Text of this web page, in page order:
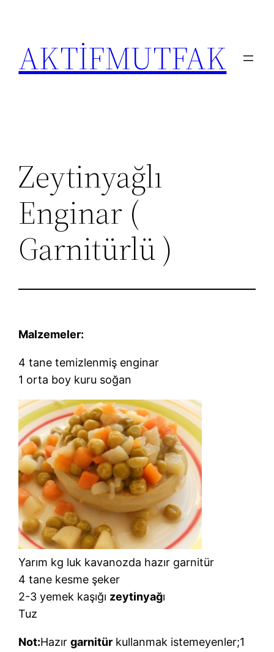
AKTİFMUTFAK
Zeytinyağlı
Enginar (
Garnitürlü )
Malzemeler:
4 tane temizlenmiş enginar
1 orta boy kuru soğan
Yarım kg luk kavanozda hazır garnitür
4 tane kesme şeker
2-3 yemek kaşığı zeytinyağı
Tuz
Not:Hazırgarnitür kullanmak istemeyenler;1